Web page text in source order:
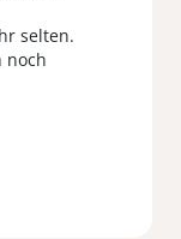
selten.
noch